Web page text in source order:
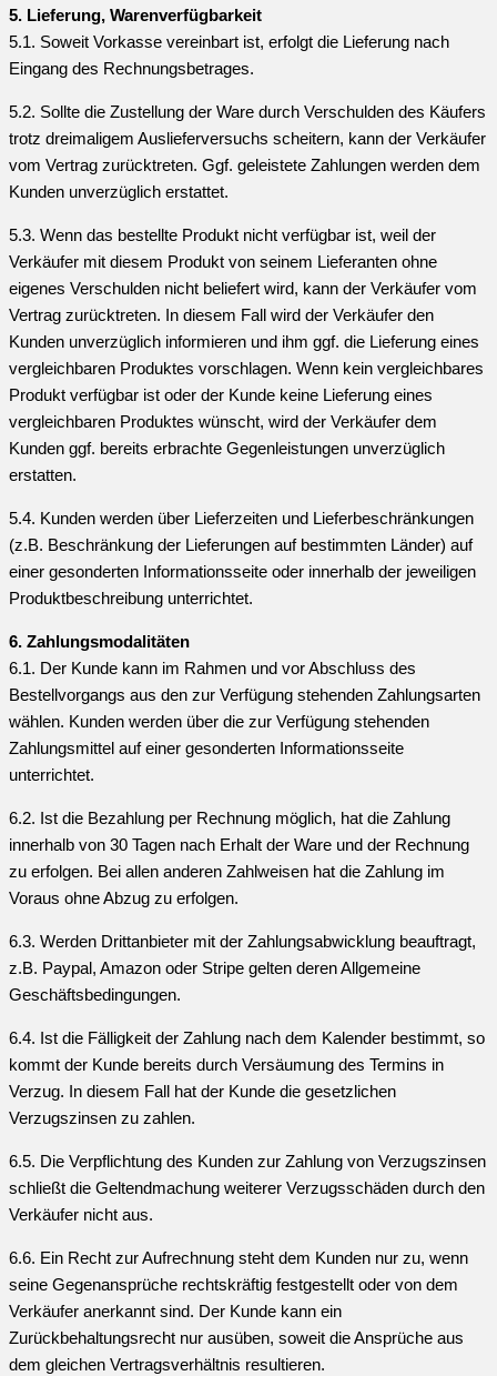
5. Lieferung, Warenverfügbarkeit
5.1. Soweit Vorkasse vereinbart ist, erfolgt die Lieferung nach
Eingang des Rechnungsbetrages.
5.2. Sollte die Zustellung der Ware durch Verschulden des Käufers
trotz dreimaligem Auslieferversuchs scheitern, kann der Verkäufer
vom Vertrag zurücktreten. Ggf. geleistete Zahlungen werden dem
Kunden unverzüglich erstattet.
5.3. Wenn das bestellte Produkt nicht verfügbar ist, weil der
Verkäufer mit diesem Produkt von seinem Lieferanten ohne
eigenes Verschulden nicht beliefert wird, kann der Verkäufer vom
Vertrag zurücktreten. In diesem Fall wird der Verkäufer den
Kunden unverzüglich informieren und ihm ggf. die Lieferung eines
vergleichbaren Produktes vorschlagen. Wenn kein vergleichbares
Produkt verfügbar ist oder der Kunde keine Lieferung eines
vergleichbaren Produktes wünscht, wird der Verkäufer dem
Kunden ggf. bereits erbrachte Gegenleistungen unverzüglich
erstatten.
5.4. Kunden werden über Lieferzeiten und Lieferbeschränkungen
(z.B. Beschränkung der Lieferungen auf bestimmten Länder) auf
einer gesonderten Informationsseite oder innerhalb der jeweiligen
Produktbeschreibung unterrichtet.
6. Zahlungsmodalitäten
6.1. Der Kunde kann im Rahmen und vor Abschluss des
Bestellvorgangs aus den zur Verfügung stehenden Zahlungsarten
wählen. Kunden werden über die zur Verfügung stehenden
Zahlungsmittel auf einer gesonderten Informationsseite
unterrichtet.
6.2. Ist die Bezahlung per Rechnung möglich, hat die Zahlung
innerhalb von 30 Tagen nach Erhalt der Ware und der Rechnung
zu erfolgen. Bei allen anderen Zahlweisen hat die Zahlung im
Voraus ohne Abzug zu erfolgen.
6.3. Werden Drittanbieter mit der Zahlungsabwicklung beauftragt,
z.B. Paypal, Amazon oder Stripe gelten deren Allgemeine
Geschäftsbedingungen.
6.4. Ist die Fälligkeit der Zahlung nach dem Kalender bestimmt, so
kommt der Kunde bereits durch Versäumung des Termins in
Verzug. In diesem Fall hat der Kunde die gesetzlichen
Verzugszinsen zu zahlen.
6.5. Die Verpflichtung des Kunden zur Zahlung von Verzugszinsen
schließt die Geltendmachung weiterer Verzugsschäden durch den
Verkäufer nicht aus.
6.6. Ein Recht zur Aufrechnung steht dem Kunden nur zu, wenn
seine Gegenansprüche rechtskräftig festgestellt oder von dem
Verkäufer anerkannt sind. Der Kunde kann ein
Zurückbehaltungsrecht nur ausüben, soweit die Ansprüche aus
dem gleichen Vertragsverhältnis resultieren.